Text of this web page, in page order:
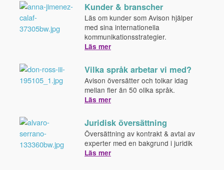
Kunder & branscher
Läs om kunder som Avison hjälper
med sina internationella
kommunikationsstrategier.
Läs mer
Vilka språk arbetar vi med?
Avison översätter och tolkar idag
mellan fler än 50 olika språk.
Läs mer
Juridisk översättning
Översättning av kontrakt & avtal av
experter med en bakgrund i juridik
Läs mer